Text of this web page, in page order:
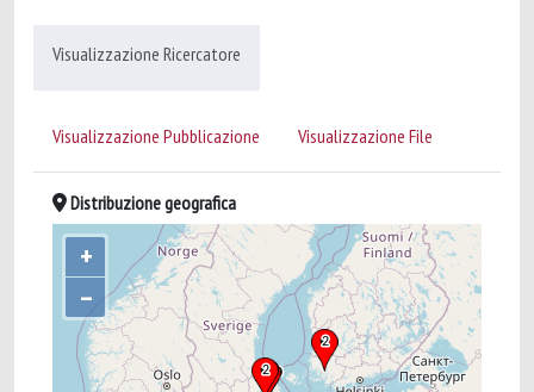
Visualizzazione Ricercatore
Visualizzazione Pubblicazione Visualizzazione File
Distribuzione geografica
+
–